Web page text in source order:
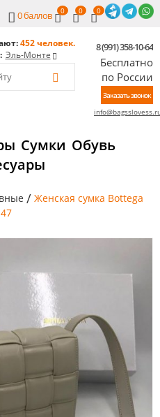
0баллов 0 0 0
452 человек.
Эль-Монте
8 (991) 358-10-64
Бесплатно
по России
Заказать звонок
Сумки Обувь
/ Женская сумка Bottega